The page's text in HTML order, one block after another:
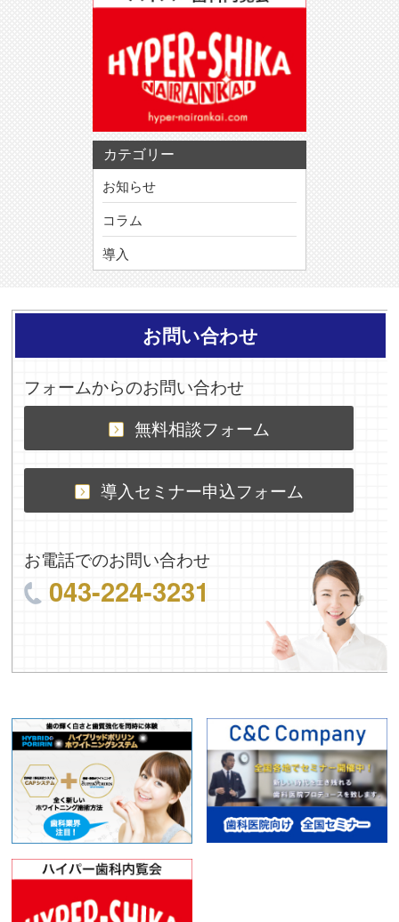
カテゴリー
お知らせ
コラム
導入
お問い合わせ
フォームからのお問い合わせ
無料相談フォーム
導入セミナー申込フォーム
お電話でのお問い合わせ
043-224-3231